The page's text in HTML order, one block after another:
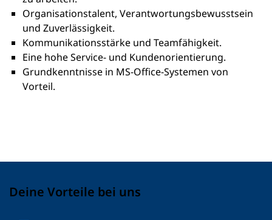
Organisationstalent, Verantwortungsbewusstsein
und Zuverlässigkeit.
Kommunikationsstärke und Teamfähigkeit.
Eine hohe Service- und Kundenorientierung.
Grundkenntnisse in MS-Office-Systemen von
Vorteil.
Deine Vorteile bei uns